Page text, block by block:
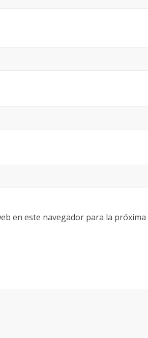
en este navegador para la próxima